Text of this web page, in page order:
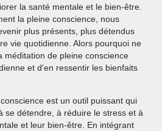
la santé mentale et le bien-être.
la pleine conscience, nous
plus présents, plus détendus
vie quotidienne. Alors pourquoi ne
méditation de pleine conscience
et d'en ressentir les bienfaits
est un outil puissant qui
se détendre, à réduire le stress et à
et leur bien-être. En intégrant